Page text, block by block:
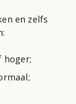
en zelfs
hoger;